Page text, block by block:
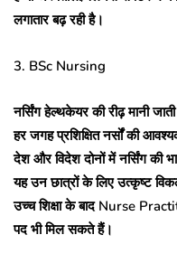
लगातार बढ़ रही है।
3. BSc Nursing
नर्सिंग हेल्थकेयर की रीढ़ मानी
हर जगह प्रशिक्षित नर्सों की
देश और विदेश दोनों में नर्सिंग की
यह उन छात्रों के लिए उत्कृष्ट
उच्च शिक्षा के बाद Nurse
पद भी मिल सकते हैं।